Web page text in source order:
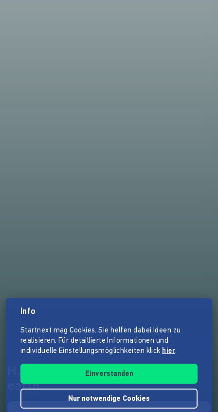
H.O.P.E. - humans on planet
earth
Info
Startnext mag Cookies. Sie helfen dabei Ideen zu
realisieren. Für detaillierte Informationen und
individuelle Einstellungsmöglichkeiten klick hier.
Einverstanden
Nur notwendige Cookies